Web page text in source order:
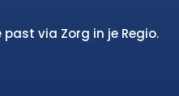
via Zorg in je Regio.